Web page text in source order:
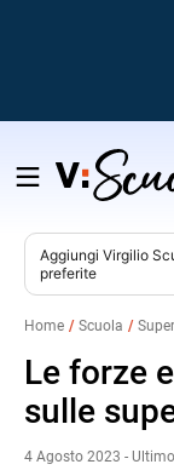
Salta
contenuto
Aggiungi Virgilio
preferite
Home Scuola
Le forze
sulle
4 Agosto 2023 -